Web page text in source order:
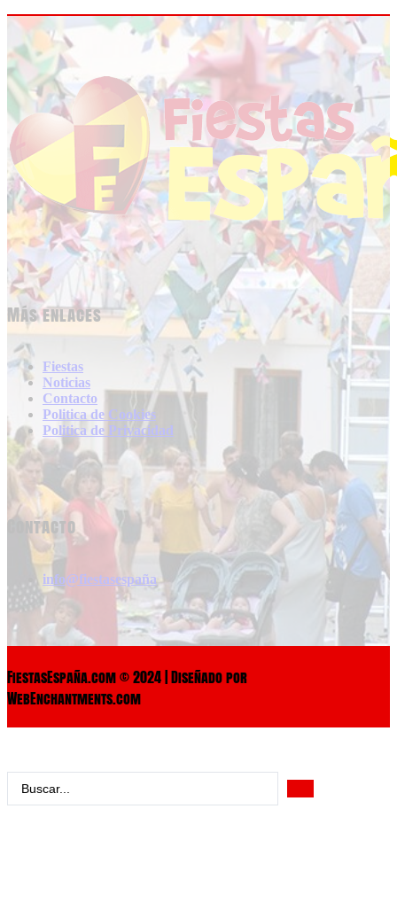
Más enlaces
Fiestas
Noticias
Contacto
Politica de Cookies
Politica de Privacidad
Contacto
info@fiestasespaña
FiestasEspaña.com © 2024 | Diseñado por
WebEnchantments.com